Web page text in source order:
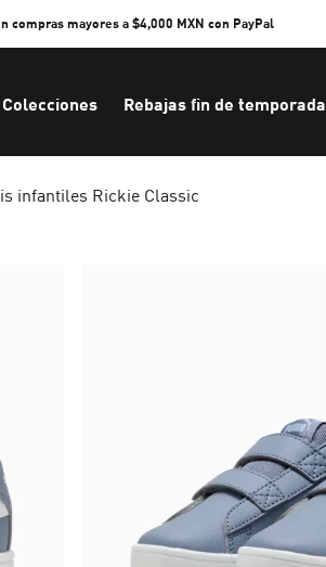
compras mayores a $4,000 MXN con PayPal
Colecciones Rebajas fin de temporada
infantiles Rickie Classic